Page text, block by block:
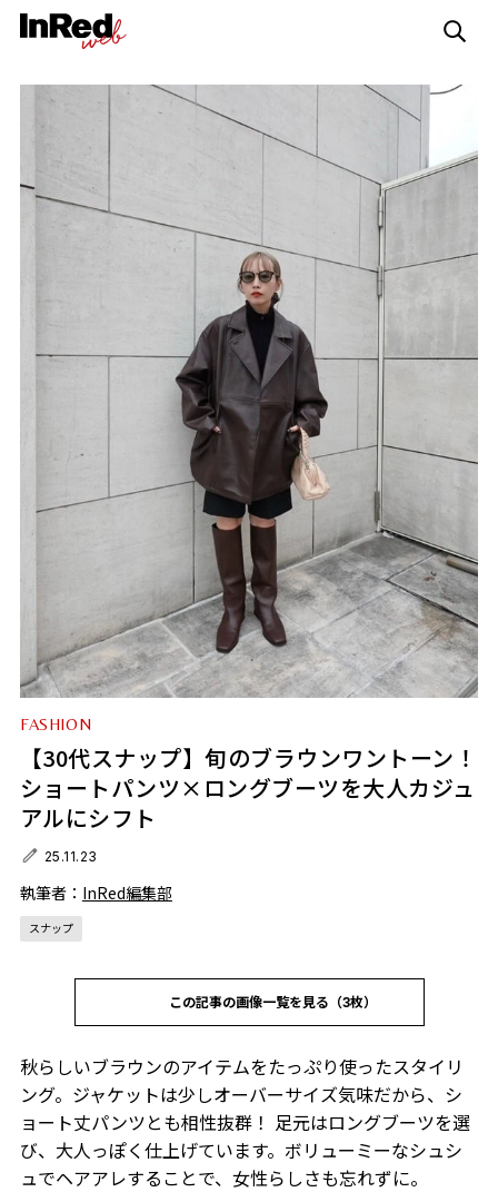
FASHION
【30代スナップ】旬のブラウンワントーン！
ショートパンツ×ロングブーツを大人カジュ
アルにシフト
25.11.23
執筆者： InRed編集部
スナップ
この記事の画像一覧を見る（3枚）
秋らしいブラウンのアイテムをたっぷり使ったスタイリ
ング。ジャケットは少しオーバーサイズ気味だから、シ
ョート丈パンツとも相性抜群！ 足元はロングブーツを選
び、大人っぽく仕上げています。ボリューミーなシュシ
ュでヘアアレすることで、女性らしさも忘れずに。